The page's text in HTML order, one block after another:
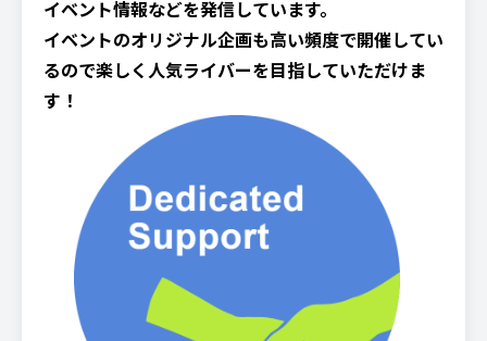
イベント情報などを発信しています。
イベントのオリジナル企画も高い頻度で開催してい
るので楽しく人気ライバーを目指していただけま
す！